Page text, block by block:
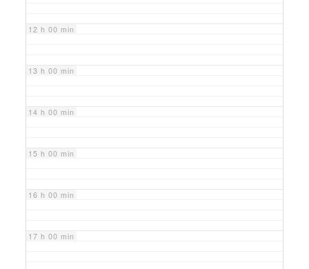
12 h 00 min
13 h 00 min
14 h 00 min
15 h 00 min
16 h 00 min
17 h 00 min